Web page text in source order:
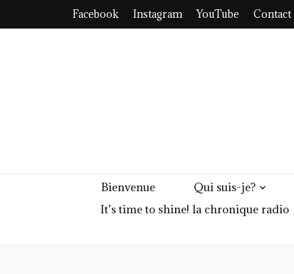
Facebook Instagram YouTube Contact
Bienvenue Qui suis-je?
It’s time to shine! la chronique radio